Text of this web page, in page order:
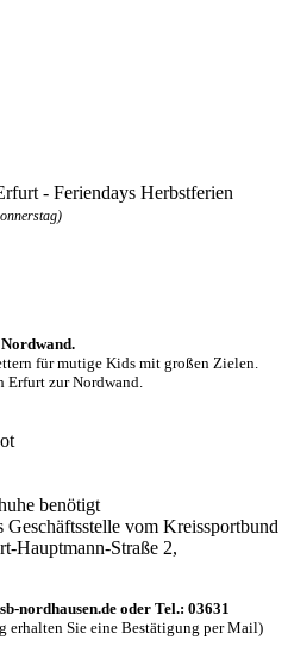
- Feriendays Herbstferien
für mutige Kids mit großen Zielen.
zur Nordwand.
benötigt
vom Kreissportbund
Hauptmann-Straße 2,
nordhausen.de oder Tel.: 03631
erhalten Sie eine Bestätigung per Mail)